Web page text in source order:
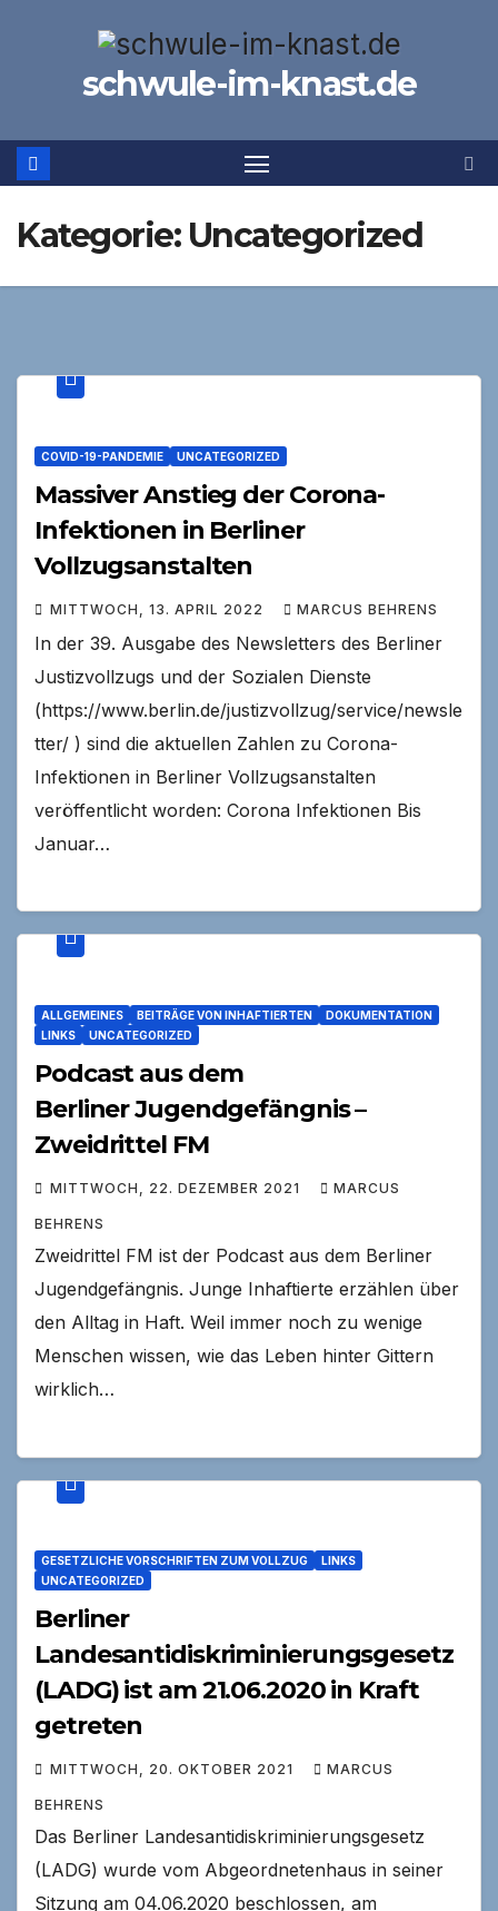
schwule-im-knast.de
Kategorie: Uncategorized
COVID-19-PANDEMIE UNCATEGORIZED
Massiver Anstieg der Corona-
Infektionen in Berliner
Vollzugsanstalten
MITTWOCH, 13. APRIL 2022 MARCUS BEHRENS
In der 39. Ausgabe des Newsletters des Berliner
Justizvollzugs und der Sozialen Dienste
(https://www.berlin.de/justizvollzug/service/newsle
tter/ ) sind die aktuellen Zahlen zu Corona-
Infektionen in Berliner Vollzugsanstalten
veröffentlicht worden: Corona Infektionen Bis
Januar…
ALLGEMEINES BEITRÄGE VON INHAFTIERTEN
DOKUMENTATION
LINKS
UNCATEGORIZED
Podcast aus dem
Berliner Jugendgefängnis –
Zweidrittel FM
MITTWOCH, 22. DEZEMBER 2021 MARCUS
BEHRENS
Zweidrittel FM ist der Podcast aus dem Berliner
Jugendgefängnis. Junge Inhaftierte erzählen über
den Alltag in Haft. Weil immer noch zu wenige
Menschen wissen, wie das Leben hinter Gittern
wirklich…
GESETZLICHE VORSCHRIFTEN ZUM VOLLZUG
LINKS
UNCATEGORIZED
Berliner
Landesantidiskriminierungsgesetz
(LADG) ist am 21.06.2020 in Kraft
getreten
MITTWOCH, 20. OKTOBER 2021 MARCUS
BEHRENS
Das Berliner Landesantidiskriminierungsgesetz
(LADG) wurde vom Abgeordnetenhaus in seiner
Sitzung am 04.06.2020 beschlossen, am